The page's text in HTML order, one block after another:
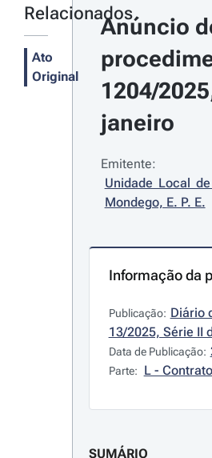
Relacionados
Ato
Original
Anúncio
1204/
janeiro
Emitente:
Unidade Local
Mondego, E. P. E.
Informação da
Publicação: Diário
13/2025, Série II
Data de Publicação:
Parte: L -
SUMÁRIO